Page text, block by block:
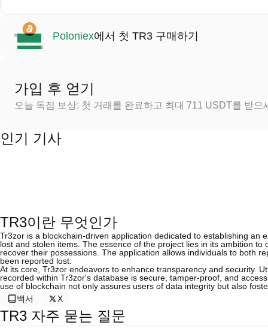
Poloniex에서 첫 TR3 구매하기
가입 후 얻기
오늘 독점 보상: 첫 거래를 완료하고 최대 711 USDT를 받으
인기 기사
TR3이란 무엇인가
Tr3zor is a blockchain-driven application dedicated to establishing
lost and stolen items. The essence of the project lies in its ambition
recover their possessions. The application allows individuals to both
been reported lost.
At its core, Tr3zor endeavors to enhance transparency and security.
recorded within Tr3zor's database is secure, tamper-proof, and
use of blockchain not only assures users of data integrity but also
백서
X
TR3 자주 묻는 질문